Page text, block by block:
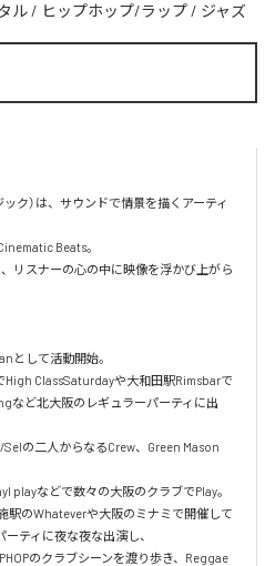
ル / ヒップホップ/ラップ / ジャズ
ク）は、サウンドで情景を描くアーティ
Beats。
リスナーの心の中に映像を浮かび上がら
として活動開始。
ClassSaturdayや大和田駅Rimsbarで
など北大阪のレギュラーパーティに出
の二人からなるCrew、Green Mason
などで数々の大阪のクラブでPlay。
駅のWhateverや大阪のミナミで開催して
ティに夜な夜な出演し、
のクラブシーンを渡り歩き、Reggae